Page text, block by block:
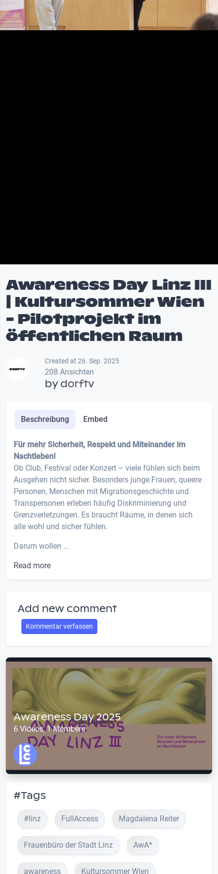
Awareness Day Linz III
| Kultursommer Wien
- Pilotprojekt im
öffentlichen Raum
Created at 26. Sep. 2025
208 Ansichten
bydorftv
Beschreibung Embed
Für mehr Sicherheit, Respekt und Miteinander im
Nachtleben!
Ob Club, Festival oder Konzert – viele fühlen sich beim
Ausgehen nicht sicher. Besonders junge Frauen, queere
Personen, Menschen mit Migrationsgeschichte und
Transpersonen erleben häufig Diskriminierung und
Grenzverletzungen. Es braucht Räume, in denen sich
alle wohl und sicher fühlen.
Darum wollen ...
Read more
Add new comment
Kommentar verfassen
Awareness Day 2025
6 Videos, 1 Members
#Tags
#linz FullAccess Magdalena Reiter
Frauenbüro der Stadt Linz AwA*
awareness Kultursommer Wien